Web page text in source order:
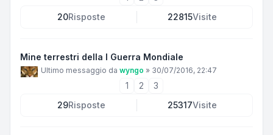
20Risposte 22815Visite
Mine terrestri della I Guerra Mondiale
Ultimo messaggio da wyngo » 30/07/2016, 22:47
1 2
3
29Risposte 25317Visite